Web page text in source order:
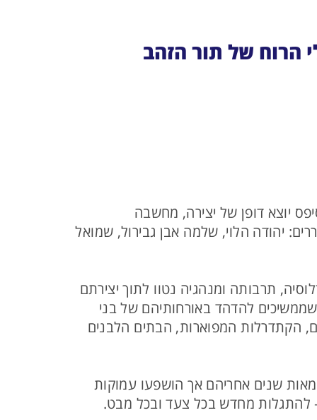
הרוח של תור הזהב
יוצא דופן של יצירה, מחשבה
יהודה הלוי, שלמה אבן גבירול, שמואל
תרבותה ומנהגיה נטוו לתוך יצירתם
להדהד באורחותיהם של בני
הקתדרלות המפוארות, הבתים הלבנים
מאות שנים אחריהם אך הושפעו עמוקות
- להתגלות מחדש בכל צעד ובכל מבט.